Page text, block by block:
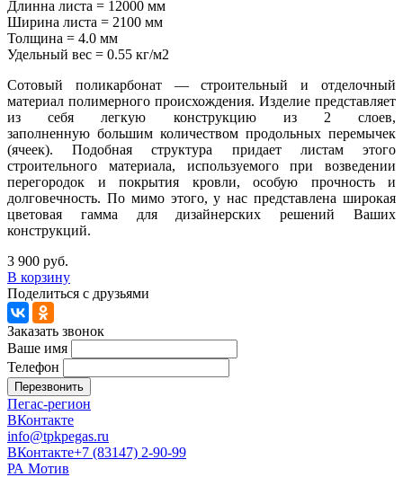
Длинна листа = 12000 мм
Ширина листа = 2100 мм
Толщина = 4.0 мм
Удельный вес = 0.55 кг/м2
Сотовый поликарбонат — строительный и отделочный
материал полимерного происхождения. Изделие представляет
из себя легкую конструкцию из 2 слоев,
заполненную большим количеством продольных перемычек
(ячеек). Подобная структура придает листам этого
строительного материала, используемого при возведении
перегородок и покрытия кровли, особую прочность и
долговечность. По мимо этого, у нас представлена широкая
цветовая гамма для дизайнерских решений Ваших
конструкций.
3 900 руб.
В корзину
Поделиться с друзьями
Заказать звонок
Ваше имя
Телефон
Перезвонить
Пегас-регион
ВКонтакте
info@tpkpegas.ru
ВКонтакте+7 (83147) 2-90-99
РА Мотив